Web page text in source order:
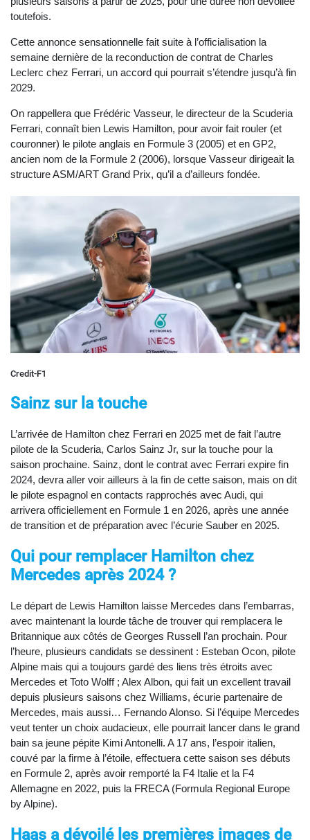
toutefois.
Cette annonce sensationnelle fait suite à l’officialisation la
semaine dernière de la reconduction de contrat de Charles
Leclerc chez Ferrari, un accord qui pourrait s’étendre jusqu’à fin
2029.
On rappellera que Frédéric Vasseur, le directeur de la Scuderia
Ferrari, connaît bien Lewis Hamilton, pour avoir fait rouler (et
couronner) le pilote anglais en Formule 3 (2005) et en GP2,
ancien nom de la Formule 2 (2006), lorsque Vasseur dirigeait la
structure ASM/ART Grand Prix, qu’il a d’ailleurs fondée.
Credit-F1
Sainz sur la touche
L’arrivée de Hamilton chez Ferrari en 2025 met de fait l’autre
pilote de la Scuderia, Carlos Sainz Jr, sur la touche pour la
saison prochaine. Sainz, dont le contrat avec Ferrari expire fin
2024, devra aller voir ailleurs à la fin de cette saison, mais on dit
le pilote espagnol en contacts rapprochés avec Audi, qui
arrivera officiellement en Formule 1 en 2026, après une année
de transition et de préparation avec l’écurie Sauber en 2025.
Qui pour remplacer Hamilton chez
Mercedes après 2024 ?
Le départ de Lewis Hamilton laisse Mercedes dans l’embarras,
avec maintenant la lourde tâche de trouver qui remplacera le
Britannique aux côtés de Georges Russell l’an prochain. Pour
l’heure, plusieurs candidats se dessinent : Esteban Ocon, pilote
Alpine mais qui a toujours gardé des liens très étroits avec
Mercedes et Toto Wolff ; Alex Albon, qui fait un excellent travail
depuis plusieurs saisons chez Williams, écurie partenaire de
Mercedes, mais aussi… Fernando Alonso. Si l’équipe Mercedes
veut tenter un choix audacieux, elle pourrait lancer dans le grand
bain sa jeune pépite Kimi Antonelli. A 17 ans, l’espoir italien,
couvé par la firme à l’étoile, effectuera cette saison ses débuts
en Formule 2, après avoir remporté la F4 Italie et la F4
Allemagne en 2022, puis la FRECA (Formula Regional Europe
by Alpine).
Haas a dévoilé les premières images de